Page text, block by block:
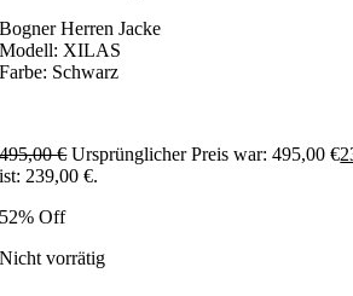
Bogner Herren Jacke
Modell: XILAS
Farbe: Schwarz
495,00€ Ursprünglicher Preis war: 495,00 €
ist: 239,00 €.
52% Off
Nicht vorrätig